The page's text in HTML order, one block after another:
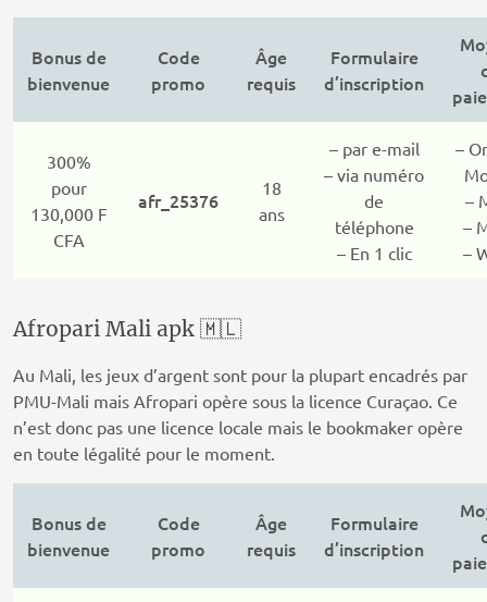
Bonus de
bienvenue
Code
promo
Âge
requis
Formulaire
d’inscription
300%
pour
130,000 F
CFA
afr_25376
18
ans
– par e-mail
– via numéro
de
téléphone
– En 1 clic
–
–
–
–
Afropari Mali apk 🇲🇱
Au Mali, les jeux d’argent sont pour la plupart encadrés par
PMU-Mali mais Afropari opère sous la licence Curaçao. Ce
n’est donc pas une licence locale mais le bookmaker opère
en toute légalité pour le moment.
Bonus de
bienvenue
Code
promo
Âge
requis
Formulaire
d’inscription